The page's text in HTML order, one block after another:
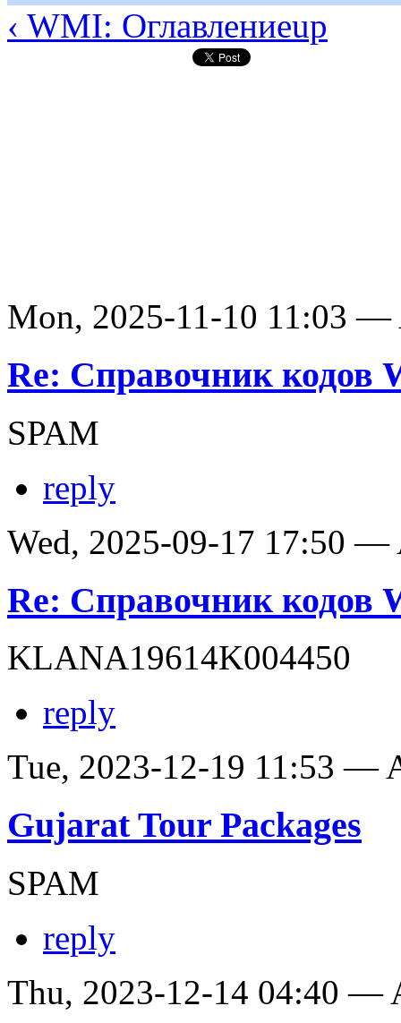
‹ WMI: Оглавлениеup
Mon, 2025-11-10 11:03 —
Re: Справочник кодов
SPAM
reply
Wed, 2025-09-17 17:50 —
Re: Справочник кодов
KLANA19614K004450
reply
Tue, 2023-12-19 11:53 —
Gujarat Tour Packages
SPAM
reply
Thu, 2023-12-14 04:40 —